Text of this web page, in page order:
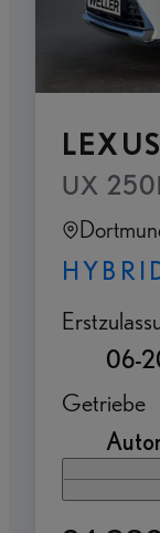
UX
06-
Getriebe